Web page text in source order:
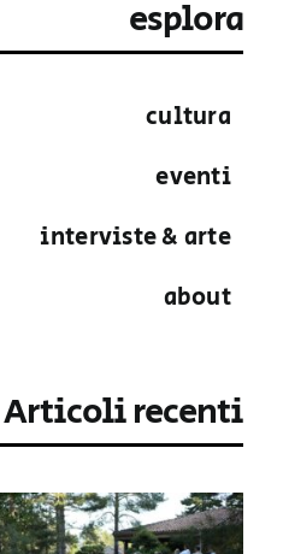
esplora
cultura
eventi
interviste & arte
about
Articoli recenti